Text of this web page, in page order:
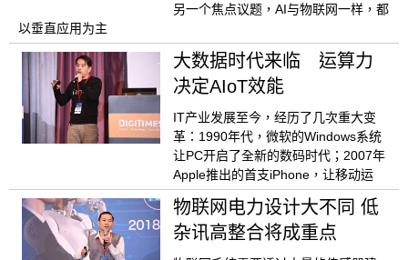
另一个焦点议题，AI与物联网一样，都
以垂直应用为主
大数据时代来临 运算力
决定AIoT效能
IT产业发展至今，经历了几次重大变
革：1990年代，微软的Windows系统
让PC开启了全新的数码时代；2007年
Apple推出的首支iPhone，让移动运
物联网电力设计大不同 低
杂讯高整合将成重点